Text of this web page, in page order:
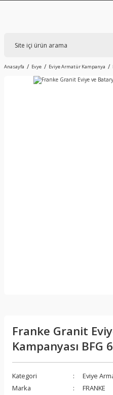
Anasayfa Evye Eviye Armatür Kampanya
Franke Granit
Kampanyası BFG
Kategori
Eviye
Marka
FRANKE